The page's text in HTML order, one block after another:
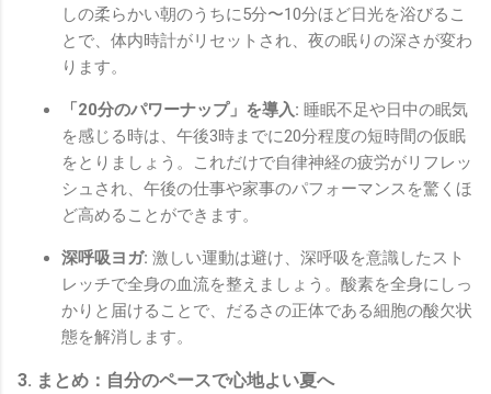
しの柔らかい朝のうちに5分〜10分ほど日光を浴びるこ
とで、体内時計がリセットされ、夜の眠りの深さが変わ
ります。
「20分のパワーナップ」を導入: 睡眠不足や日中の眠気
を感じる時は、午後3時までに20分程度の短時間の仮眠
をとりましょう。これだけで自律神経の疲労がリフレッ
シュされ、午後の仕事や家事のパフォーマンスを驚くほ
ど高めることができます。
深呼吸ヨガ: 激しい運動は避け、深呼吸を意識したスト
レッチで全身の血流を整えましょう。酸素を全身にしっ
かりと届けることで、だるさの正体である細胞の酸欠状
態を解消します。
3. まとめ：自分のペースで心地よい夏へ